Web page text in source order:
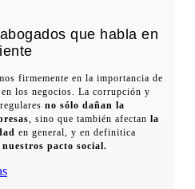
que habla en
firmemente en la importancia de
los negocios. La corrupción y
no sólo dañan la
, sino que también afectan la
en general, y en definitica
pacto social.